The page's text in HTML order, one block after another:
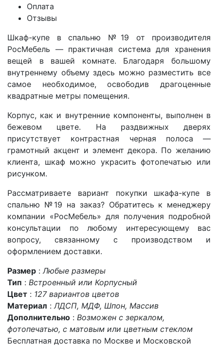
Оплата
Отзывы
Шкаф-купе в спальню №19
от производителя
РосМебель — практичная система для хранения
вещей в вашей комнате. Благодаря большому
внутреннему объему здесь можно разместить все
самое необходимое, освободив драгоценные
квадратные метры помещения.
Корпус, как и внутренние компоненты, выполнен в
бежевом цвете. На раздвижных дверях
присутствует контрастная черная полоса —
грамотный акцент и элемент декора. По желанию
клиента, шкаф можно украсить фотопечатью или
рисунком.
Рассматриваете вариант покупки шкафа-купе в
спальню №19 на заказ? Обратитесь к менеджеру
компании «РосМебель» для получения подробной
консультации по любому интересующему вас
вопросу, связанному с производством и
оформлением доставки.
Размер :Любые размеры
Тип : Встроенный или Корпусный
Цвет : 127 вариантов цветов
Материал :ЛДСП, МДФ, Шпон, Массив
Дополнительно : Возможен с зеркалом,
фотопечатью, с матовым или цветным стеклом
Бесплатная доставка по Москве и Московской